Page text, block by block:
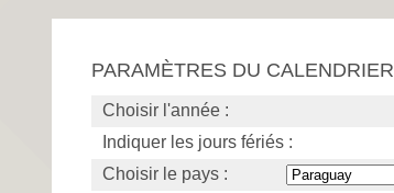
PARAMÈTRES DU CALENDRIER
Choisir l'année :
Indiquer les jours fériés :
Choisir le pays :